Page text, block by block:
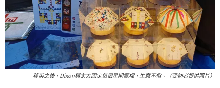
移英之後，Dixon與太太固定每個星期擺檔，生意不俗。（受訪者提供照片）